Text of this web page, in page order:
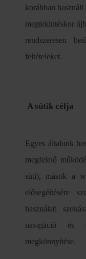
korábban
megtekintéskor
rendszeresen
feltételeket.
A sütik célja
Egyes általunk
megfelelő
süti), mások a
elősegéítésére
használati
navigáció és
megkönnyítése.